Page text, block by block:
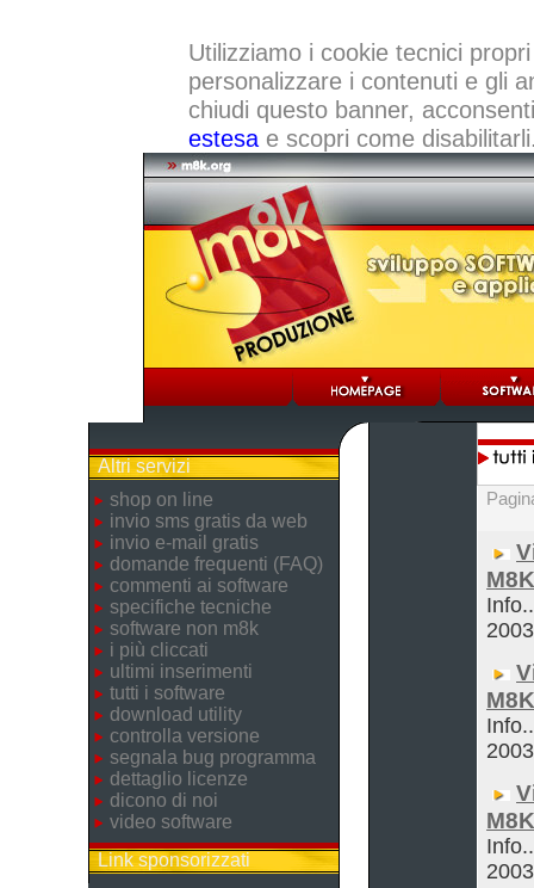
Utilizziamo i cookie tecnici
personalizzare i contenuti e gli
chiudi questo banner,
estesae scopri come
Altri servizi
shop on line
invio sms gratis da web
invio e-mail gratis
domande frequenti (FAQ)
commenti ai software
specifiche tecniche
software non m8k
i più cliccati
ultimi inserimenti
tutti i software
download utility
controlla versione
segnala bug programma
dettaglio licenze
dicono di noi
video software
Link sponsorizzati
2003
2003
2003